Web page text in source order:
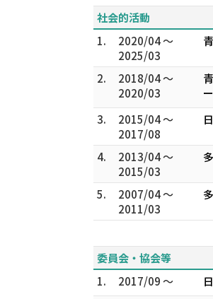
社会的活動
1.
2020/04 ～
2025/03
2.
2018/04 ～
2020/03
3.
2015/04 ～
2017/08
4.
2013/04 ～
2015/03
5.
2007/04 ～
2011/03
委員会・協会等
1.
2017/09 ～